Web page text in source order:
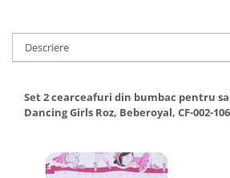
Descriere
Set 2 cearceafuri din bumbac pentru
Dancing Girls Roz, Beberoyal, CF-002-106